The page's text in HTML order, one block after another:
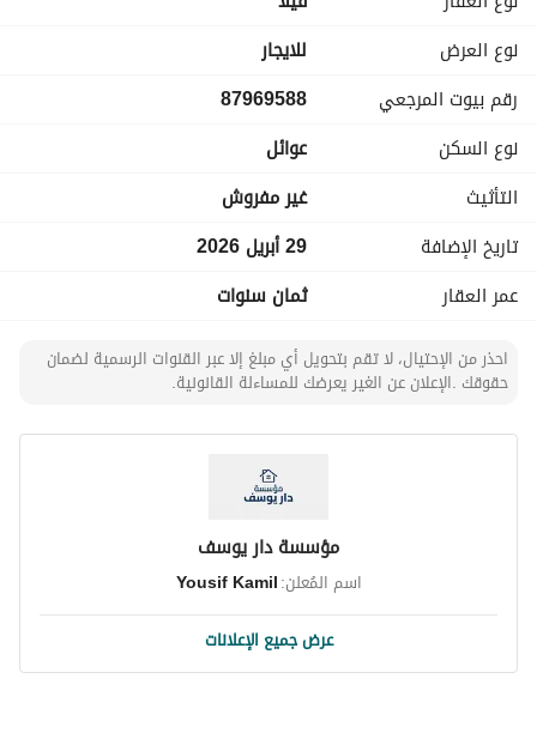
نوع العرض
للايجار
رقم بيوت المرجعي
87969588
نوع السكن
عوائل
التأثيث
غير مفروش
تاريخ الإضافة
29 أبريل 2026
عمر العقار
ثمان سنوات
احذر من الإحتيال، لا تقم بتحويل أي مبلغ إلا عبر القنوات الرسمية لضمان
حقوقك .الإعلان عن الغير يعرضك للمساءلة القانونية.
مؤسسة دار يوسف
اسم المُعلن:Yousif Kamil
عرض جميع الإعلانات